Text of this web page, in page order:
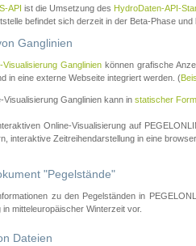
API ist die Umsetzung des HydroDaten-API-
befindet sich derzeit in der Beta-Phase
Ganglinien
Visualisierung Ganglinien können grafische
in eine externe Webseite integriert werden. (
Visualisierung Ganglinien kann in statischer Form
Online-Visualisierung auf
interaktive Zeitreihendarstellung in eine
"Pegelstände"
zu den Pegelständen in
in mitteleuropäischer Winterzeit vor.
Dateien